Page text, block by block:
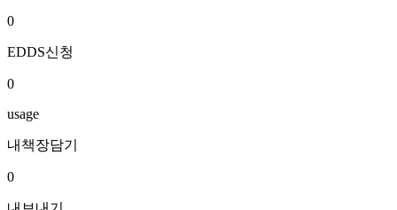
0
EDDS신청
0
usage
내책장담기
0